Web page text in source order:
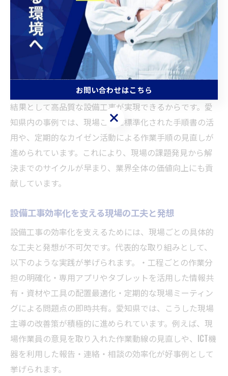
現場改善で生まれる設備工事の新価値
現場改善を通じて生まれる新たな価値は、単なる作業の
短縮だけでなく、品質や安全性の向上、従業員の満足度
アップにもつながります。その理由は、効率化がもたら
す余裕が現場の確認作業や創意工夫の時間を生み出し、
結果として高品質な設備工事が実現できるからです。愛
知県内の事例では、現場ごとに標準化された手順書の活
用や、定期的なカイゼン活動による作業手順の見直しが
進められています。これにより、現場の課題発見から解
決までのサイクルが早まり、業界全体の価値向上にも貢
献しています。
設備工事効率化を支える現場の工夫と発想
設備工事の効率化を支えるためには、現場ごとの具体的
な工夫と発想が不可欠です。代表的な取り組みとして、
以下のような実践が挙げられます。・工程ごとの作業分
担の明確化・専用アプリやタブレットを活用した情報共
有・資材や工具の配置最適化・定期的な現場ミーティン
グによる問題点の即時共有。愛知県では、こうした現場
主導の改善策が積極的に進められています。例えば、現
場作業員の意見を取り入れた作業動線の見直しや、ICT機
器を利用した報告・連絡・相談の効率化が好事例として
挙げられます。
お問い合わせはこちら
お問い合わせはこちら